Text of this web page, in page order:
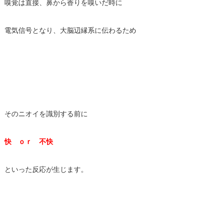
嗅覚は直接、鼻から香りを嗅いだ時に
電気信号となり、大脳辺縁系に伝わるため
そのニオイを識別する前に
快 ｏｒ 不快
といった反応が生じます。